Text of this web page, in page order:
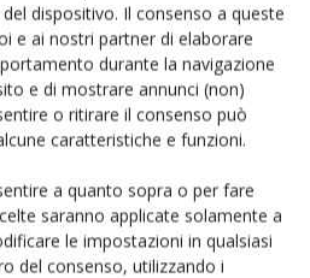
dispositivo. Il consenso a queste
e ai nostri partner di elaborare
durante la navigazione
e di mostrare annunci (non)
o ritirare il consenso può
caratteristiche e funzioni.
a quanto sopra o per fare
saranno applicate solamente a
le impostazioni in qualsiasi
del consenso, utilizzando i